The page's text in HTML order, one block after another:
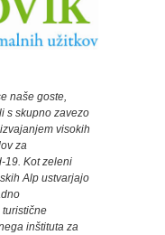
naše goste,
s skupno zavezo
visokih
za
19. Kot zeleni
Alp ustvarjajo
inštituta za